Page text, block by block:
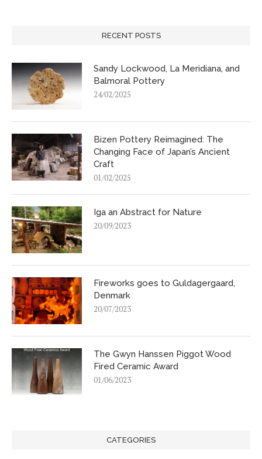
RECENT POSTS
Sandy Lockwood, La Meridiana, and
Balmoral Pottery
24/02/2025
Bizen Pottery Reimagined: The
Changing Face of Japan’s Ancient
Craft
01/02/2025
Iga an Abstract for Nature
20/09/2023
Fireworks goes to Guldagergaard,
Denmark
20/07/2023
The Gwyn Hanssen Piggot Wood
Fired Ceramic Award
01/06/2023
CATEGORIES